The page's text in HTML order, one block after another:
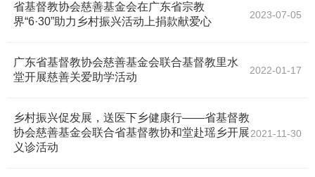
省基督教协会慈善基金会在广东省宗教
界“6·30”助力乡村振兴活动上捐款献爱心
2023-07-05
广东省基督教协会慈善基金会联合基督教里水
堂开展慈善关爱助学活动
2022-01-17
乡村振兴促发展，送医下乡健康行——省基督教
协会慈善基金会联合省基督教协和堂赴瑶乡开展
义诊活动
2021-11-30